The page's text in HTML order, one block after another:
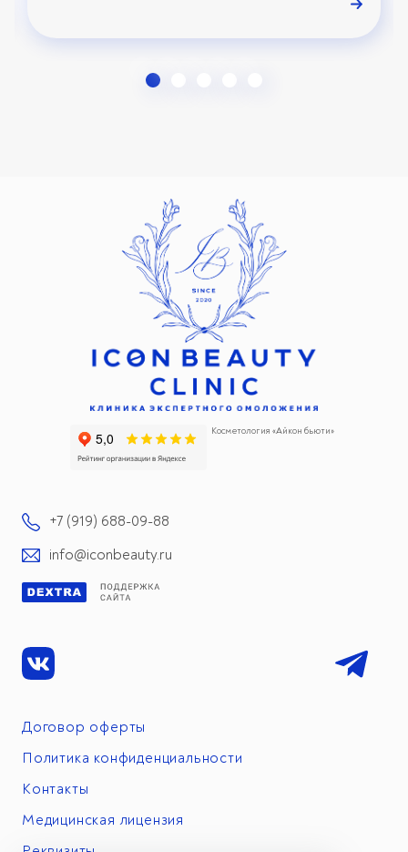
Договор оферты
Политика конфиденциальности
Контакты
Медицинская лицензия
Косметология «Айкон бьюти»
+7 (919) 688-09-88
info@iconbeauty.ru